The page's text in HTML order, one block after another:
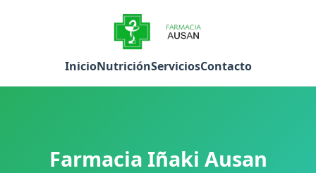
InicioNutriciónServiciosContacto
Farmacia Iñaki Ausan